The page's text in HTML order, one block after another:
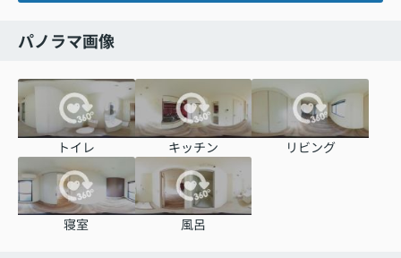
パノラマ画像
トイレ キッチン リビング
寝室 風呂